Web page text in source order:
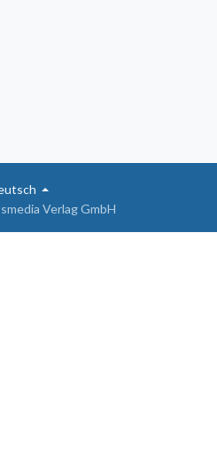
Verlag GmbH